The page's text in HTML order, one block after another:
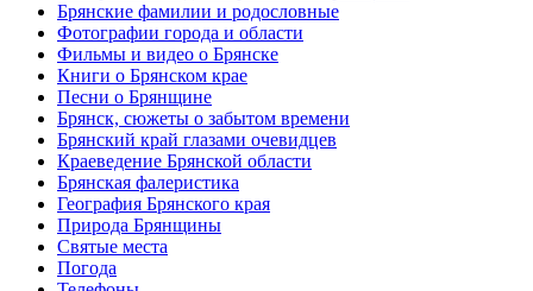
Брянские фамилии и родословные
Фотографии города и области
Фильмы и видео о Брянске
Книги о Брянском крае
Песни о Брянщине
Брянск, сюжеты о забытом времени
Брянский край глазами очевидцев
Краеведение Брянской области
Брянская фалеристика
География Брянского края
Природа Брянщины
Святые места
Погода